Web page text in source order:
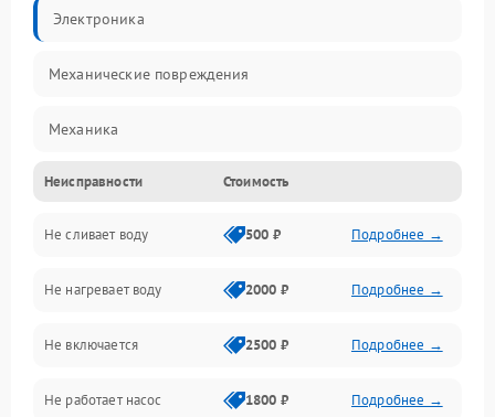
Электроника
Механические повреждения
Механика
Управление
Электропитание
Датчики
Нагрев
Вода
Неисправности Стоимость
Не сливает воду 500 ₽ Подробнее →
Не нагревает воду 2000 ₽ Подробнее →
Не включается 2500 ₽ Подробнее →
Не работает насос 1800 ₽ Подробнее →